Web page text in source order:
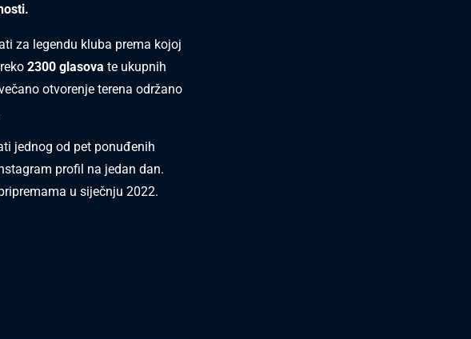
za legendu kluba prema kojoj
2300 glasova te ukupnih
otvorenje terena održano
jednog od pet ponuđenih
profil na jedan dan.
u siječnju 2022.